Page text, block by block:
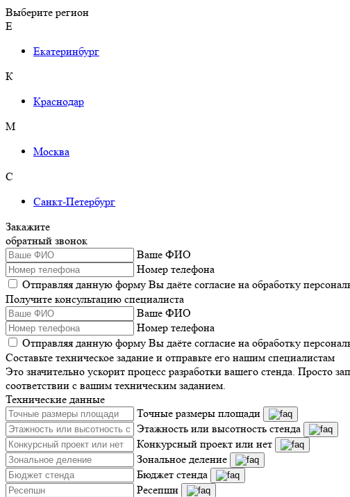
Выберите регион
Е
Екатеринбург
К
Краснодар
М
Москва
С
Санкт-Петербург
Закажите
обратный звонок
Ваше ФИО
Номер телефона
Отправляя данную форму Вы даёте согласие на обработку
Получите консультацию специалиста
Ваше ФИО
Номер телефона
Отправляя данную форму Вы даёте согласие на обработку
Составьте техническое задание и отправьте его нашим специалистам
Это значительно ускорит процесс разработки вашего стенда. Просто
соответствии с вашим техническим заданием.
Технические данные
Точные размеры площади
Этажность или высотность стенда
Конкурсный проект или нет
Зональное деление
Бюджет стенда
Ресепшн